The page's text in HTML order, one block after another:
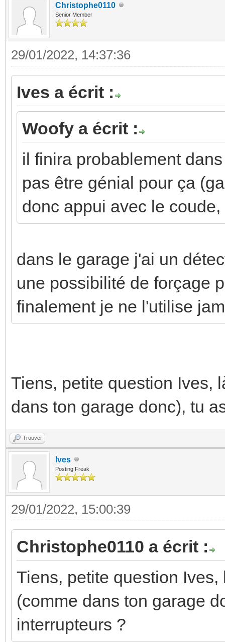
Christophe0110
Senior Member
29/01/2022, 14:37:36
Ives a écrit :
Woofy a écrit :
il finira probablement
pas être génial pour ça
donc appui avec le coude,
dans le garage j'ai un
une possibilité de forçage
finalement je ne l'utilise
Tiens, petite question Ives,
dans ton garage donc), tu
Trouver
Ives
Posting Freak
29/01/2022, 15:00:39
Christophe0110 a écrit :
Tiens, petite question
(comme dans ton garage
interrupteurs ?